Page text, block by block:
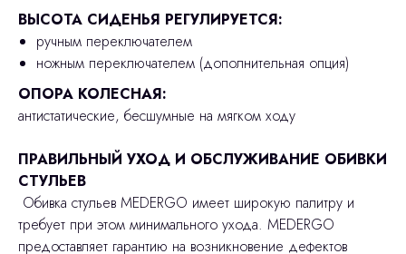
ВЫСОТА СИДЕНЬЯ РЕГУЛИРУЕТСЯ:
ручным переключателем
ножным переключателем (дополнительная опция)
ОПОРА КОЛЕСНАЯ:
антистатические, бесшумные на мягком ходу
ПРАВИЛЬНЫЙ УХОД И ОБСЛУЖИВАНИЕ ОБИВКИ
СТУЛЬЕВ
Обивка стульев MEDERGO имеет широкую палитру и
требует при этом минимального ухода. MEDERGO
предоставляет гарантию на возникновение дефектов